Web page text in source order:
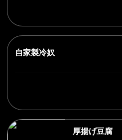
自家製冷奴
厚揚げ豆腐